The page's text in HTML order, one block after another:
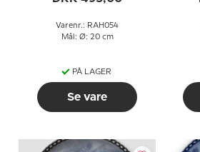
Varenr.: RAH054
Mål: Ø: 20 cm
PÅ LAGER
Se vare